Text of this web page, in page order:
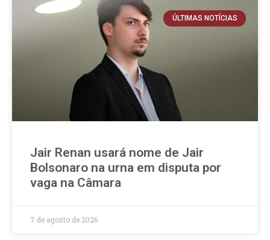
ÚLTIMAS NOTÍCIAS
Jair Renan usará nome de Jair
Bolsonaro na urna em disputa por
vaga na Câmara
7 de agosto de 2026